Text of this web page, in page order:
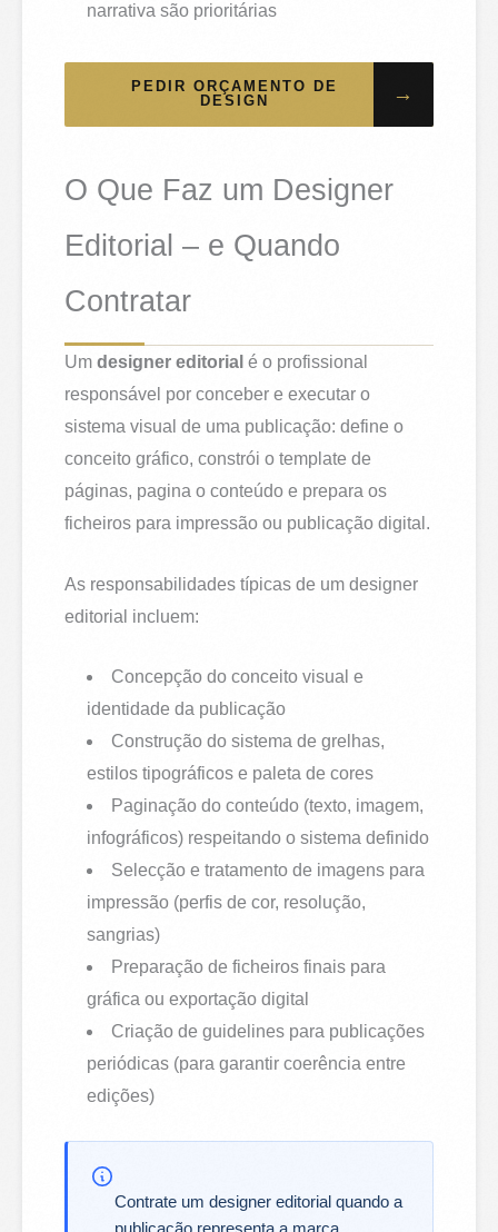
narrativa são prioritárias
PEDIR ORÇAMENTO DE
DESIGN
→
O Que Faz um Designer
Editorial – e Quando
Contratar
Umdesigner editorial é o profissional
responsável por conceber e executar o
sistema visual de uma publicação: define o
conceito gráfico, constrói o template de
páginas, pagina o conteúdo e prepara os
ficheiros para impressão ou publicação digital.
As responsabilidades típicas de um designer
editorial incluem:
Concepção do conceito visual e
identidade da publicação
Construção do sistema de grelhas,
estilos tipográficos e paleta de cores
Paginação do conteúdo (texto, imagem,
infográficos) respeitando o sistema definido
Selecção e tratamento de imagens para
impressão (perfis de cor, resolução,
sangrias)
Preparação de ficheiros finais para
gráfica ou exportação digital
Criação de guidelines para publicações
periódicas (para garantir coerência entre
edições)
Contrate um designer editorial quando a